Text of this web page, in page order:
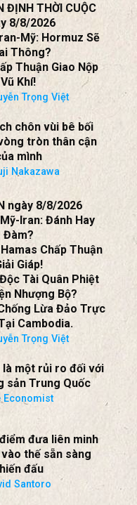
ĐỊNH THỜI CUỘC
8/8/2026
Mỹ: Hormuz Sẽ
Thông?
Thuận Giao Nộp
Vũ Khí!
Trọng Việt
chôn vùi bê bối
tròn thân cận
mình
Nakazawa
ngày 8/8/2026
Iran: Đánh Hay
Đàm?
Chấp Thuận
Giáp!
Tài Quân Phiệt
Nhượng Bộ?
Lừa Đảo Trực
Cambodia.
Trọng Việt
là một rủi ro đối với
sản Trung Quốc
Economist
đưa liên minh
vào thế sẵn sàng
đấu
Santoro